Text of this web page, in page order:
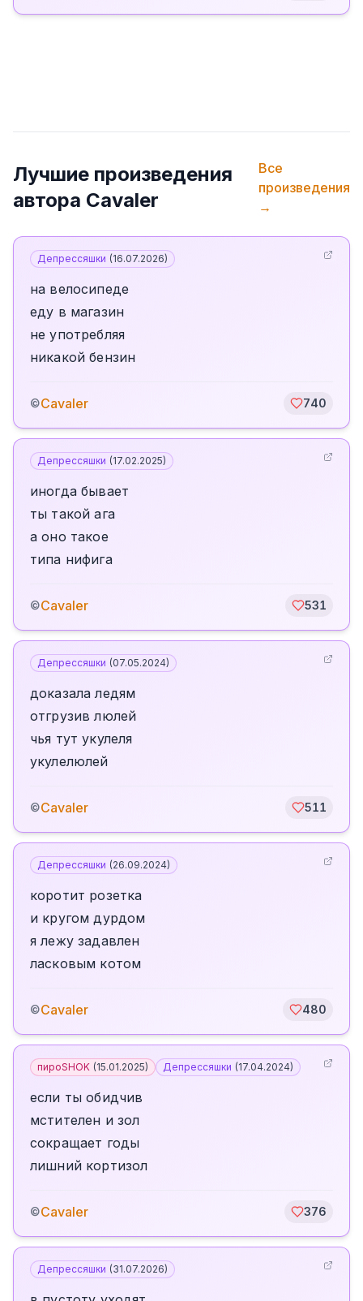
Лучшие произведения
автора Cavaler
Все
произведения
→
Депрессяшки (16.07.2026)
на велосипеде
еду в магазин
не употребляя
никакой бензин
©Cavaler 740
Депрессяшки (17.02.2025)
иногда бывает
ты такой ага
а оно такое
типа нифига
©Cavaler 531
Депрессяшки (07.05.2024)
доказала ледям
отгрузив люлей
чья тут укулеля
укулелюлей
©Cavaler 511
Депрессяшки (26.09.2024)
коротит розетка
и кругом дурдом
я лежу задавлен
ласковым котом
©Cavaler 480
пироSHOK (15.01.2025) Депрессяшки (17.04.2024)
если ты обидчив
мстителен и зол
сокращает годы
лишний кортизол
©Cavaler 376
Депрессяшки (31.07.2026)